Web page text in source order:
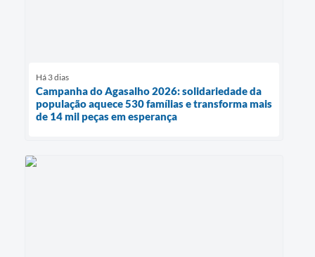
Há 3 dias
Campanha do Agasalho 2026: solidariedade da
população aquece 530 famílias e transforma mais
de 14 mil peças em esperança